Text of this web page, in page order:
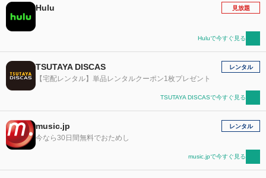
Hulu 見放題
Huluで今すぐ見る
TSUTAYA DISCAS
【宅配レンタル】単品レンタルクーポン1枚プレゼント
レンタル
TSUTAYA DISCASで今すぐ見る
music.jp
今なら30日間無料でおためし
レンタル
music.jpで今すぐ見る